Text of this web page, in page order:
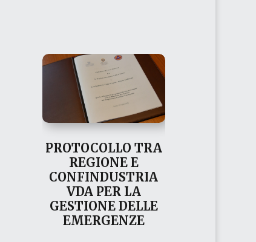
PROTOCOLLO TRA
REGIONE E
CONFINDUSTRIA
VDA PER LA
GESTIONE DELLE
EMERGENZE